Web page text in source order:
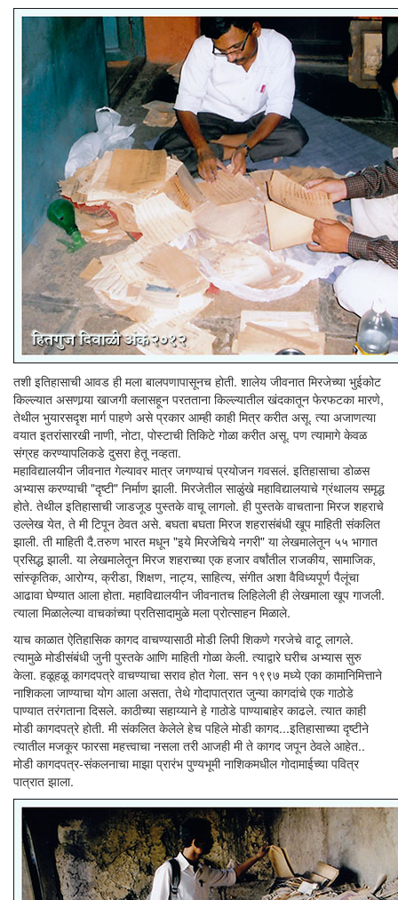
तशी इतिहासाची आवड ही मला बालपणापासूनच होती. शालेय जीवनात मिरजेच्या भुईकोट
किल्ल्यात असणार्‍या खाजगी क्लासहून परतताना किल्ल्यातील खंदकातून फेरफटका मारणे,
तेथील भुयारसदृश मार्ग पाहणे असे प्रकार आम्ही काही मित्र करीत असू. त्या अजाणत्या
वयात इतरांसारखी नाणी, नोटा, पोस्टाची तिकिटे गोळा करीत असू. पण त्यामागे केवळ
संग्रह करण्यापलिकडे दुसरा हेतू नव्हता.
महाविद्यालयीन जीवनात गेल्यावर मात्र जगण्याचं प्रयोजन गवसलं. इतिहासाचा डोळस
अभ्यास करण्याची "दृष्टी" निर्माण झाली. मिरजेतील साळुंखे महाविद्यालयाचे ग्रंथालय समृद्ध
होते. तेथील इतिहासाची जाडजूड पुस्तके वाचू लागलो. ही पुस्तके वाचताना मिरज शहराचे
उल्लेख येत, ते मी टिपून ठेवत असे. बघता बघता मिरज शहरासंबंधी खूप माहिती संकलित
झाली. ती माहिती दै.तरुण भारत मधून "इये मिरजेचिये नगरी" या लेखमालेतून ५५ भागात
प्रसिद्ध झाली. या लेखमालेतून मिरज शहराच्या एक हजार वर्षांतील राजकीय, सामाजिक,
सांस्कृतिक, आरोग्य, क्रीडा, शिक्षण, नाट्य, साहित्य, संगीत अशा वैविध्यपूर्ण पैलूंचा
आढावा घेण्यात आला होता. महाविद्यालयीन जीवनातच लिहिलेली ही लेखमाला खूप गाजली.
त्याला मिळालेल्या वाचकांच्या प्रतिसादामुळे मला प्रोत्साहन मिळाले.
याच काळात ऐतिहासिक कागद वाचण्यासाठी मोडी लिपी शिकणे गरजेचे वाटू लागले.
त्यामुळे मोडीसंबंधी जुनी पुस्तके आणि माहिती गोळा केली. त्याद्वारे घरीच अभ्यास सुरु
केला. हळूहळू कागदपत्रे वाचण्याचा सराव होत गेला. सन १९९७ मध्ये एका कामानिमित्ताने
नाशिकला जाण्याचा योग आला असता, तेथे गोदापात्रात जुन्या कागदांचे एक गाठोडे
पाण्यात तरंगताना दिसले. काठीच्या सहाय्याने हे गाठोडे पाण्याबाहेर काढले. त्यात काही
मोडी कागदपत्रे होती. मी संकलित केलेले हेच पहिले मोडी कागद...इतिहासाच्या दृष्टीने
त्यातील मजकूर फारसा महत्त्वाचा नसला तरी आजही मी ते कागद जपून ठेवले आहेत..
मोडी कागदपत्र-संकलनाचा माझा प्रारंभ पुण्यभूमी नाशिकमधील गोदामाईच्या पवित्र
पात्रात झाला.